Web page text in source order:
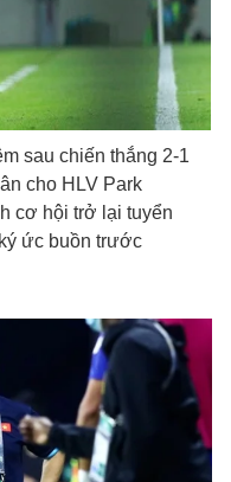
sau chiến thắng 2-1
cho HLV Park
cơ hội trở lại tuyển
ức buồn trước